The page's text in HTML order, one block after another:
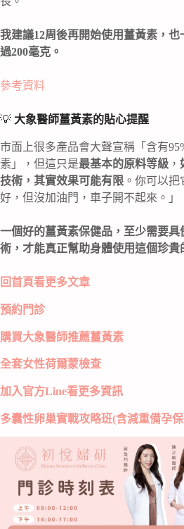
我建議12周後再開始使用薑黃素，
過200毫克。
參考資料
💡 大象醫師薑黃素的貼心提醒
市面上很多產品會大聲宣稱「含有
素」，但這只是最基本的原料等級 ，
技術，其實效果可能有限 。你可以
好，但沒加油門，車子開不起來。」
一個好的薑黃素保健品，至少需要具
術，才能真正幫助身體使用這個珍貴
回首頁看更多文章
預約門診
購買大象醫師推薦薑黃素
全套女性荷爾蒙檢查
加入官方Line看更多資訊
多囊性卵巢實戰攻略班(含減重備孕